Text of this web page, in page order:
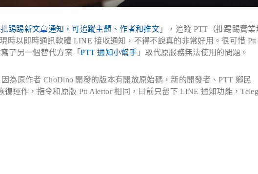
踢踢新文章通知，可追蹤主題、作者和推文 」，追蹤 PTT（批踢踢實業
時以即時通訊軟體 LINE 接收通知，不得不說真的非常好用。很可惜 Ptt
了另一個替代方案「PTT 通知小幫手 」取代原服務無法使用的問題。
因為原作者 ChoDino 開發的版本有開放原始碼，新的開發者、PTT 鄉民
運作，指令和原版 Ptt Alertor 相同，目前只留下 LINE 通知功能，